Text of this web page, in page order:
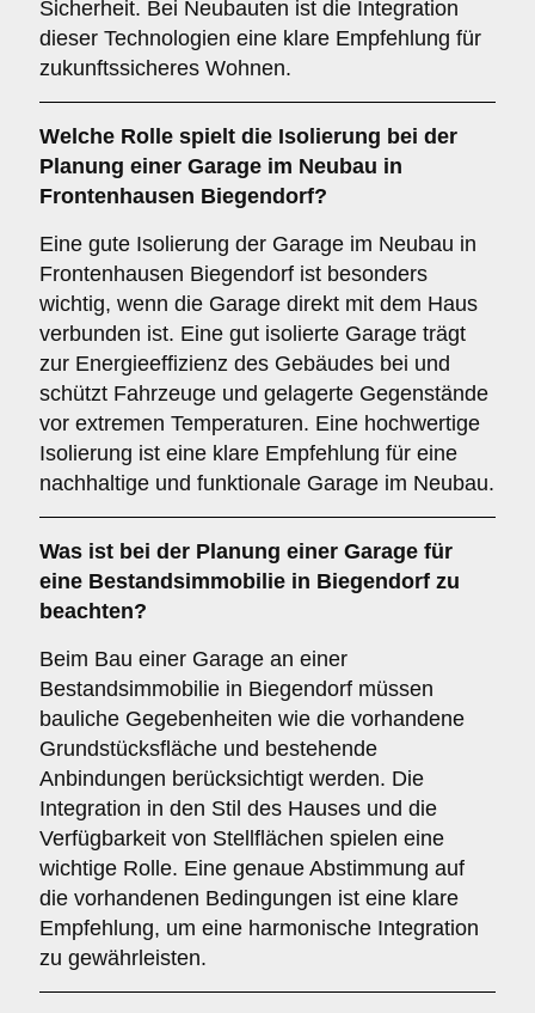
Sicherheit. Bei Neubauten ist die Integration
dieser Technologien eine klare Empfehlung für
zukunftssicheres Wohnen.
Welche Rolle spielt die Isolierung bei der
Planung einer Garage im Neubau in
Frontenhausen Biegendorf?
Eine gute Isolierung der Garage im Neubau in
Frontenhausen Biegendorf ist besonders
wichtig, wenn die Garage direkt mit dem Haus
verbunden ist. Eine gut isolierte Garage trägt
zur Energieeffizienz des Gebäudes bei und
schützt Fahrzeuge und gelagerte Gegenstände
vor extremen Temperaturen. Eine hochwertige
Isolierung ist eine klare Empfehlung für eine
nachhaltige und funktionale Garage im Neubau.
Was ist bei der Planung einer Garage für
eine Bestandsimmobilie in Biegendorf zu
beachten?
Beim Bau einer Garage an einer
Bestandsimmobilie in Biegendorf müssen
bauliche Gegebenheiten wie die vorhandene
Grundstücksfläche und bestehende
Anbindungen berücksichtigt werden. Die
Integration in den Stil des Hauses und die
Verfügbarkeit von Stellflächen spielen eine
wichtige Rolle. Eine genaue Abstimmung auf
die vorhandenen Bedingungen ist eine klare
Empfehlung, um eine harmonische Integration
zu gewährleisten.